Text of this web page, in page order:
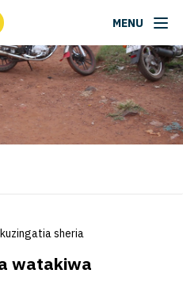
MENU
sheria
watakiwa